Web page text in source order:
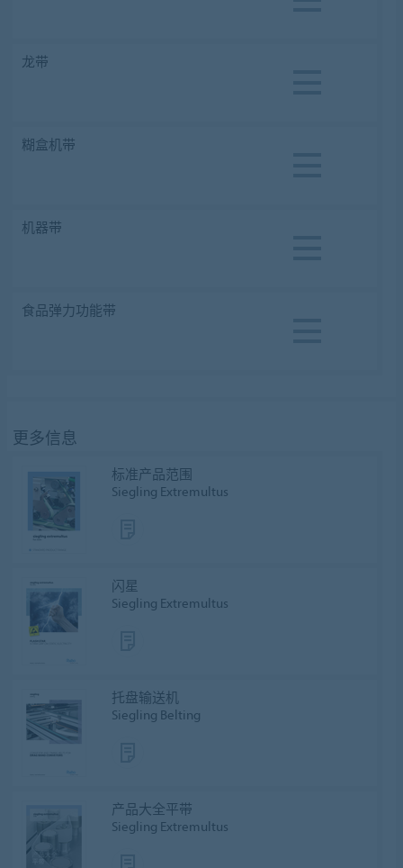
龙带
糊盒机带
机器带
食品弹力功能带
更多信息
标准产品范围
Siegling Extremultus
闪星
Siegling Extremultus
托盘输送机
Siegling Belting
产品大全平带
Siegling Extremultus